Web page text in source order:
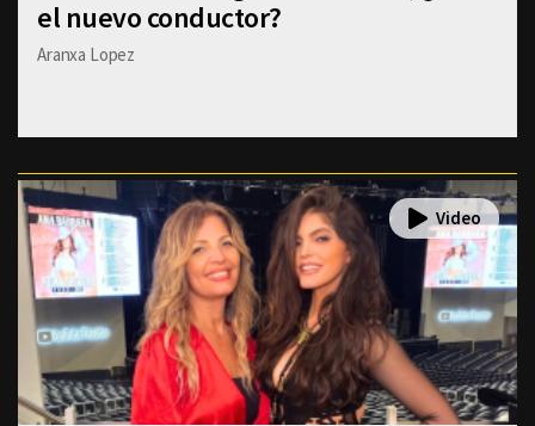
el nuevo conductor?
Aranxa Lopez